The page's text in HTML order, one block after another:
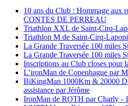
10 ans du Club : Hommage aux
CONTES DE PERREAU
Triathlon XXL de Saint-Cirq-
Triathlon M de Saint-Cirq-
La Grande Traversée 100 miles
La Grande Traversée 100 miles
Inscriptions au Club closes pour
L’ironMan de Copenhague par
BiKingMan 1000Km & 20000
assistance par Jérôme
IronMan de ROTH par Charly -